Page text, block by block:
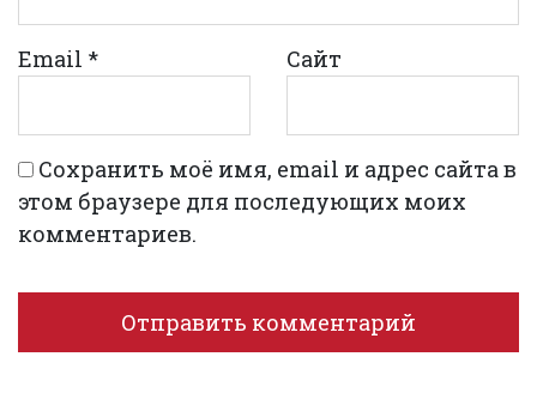
Email * Сайт
Сохранить моё имя, email и адрес сайта в
этом браузере для последующих моих
комментариев.